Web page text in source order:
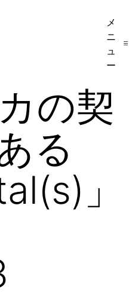
メ
ニ
ュ
ー
の契
る
」